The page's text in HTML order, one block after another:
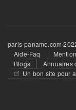
Footer
menu
paris-paname.com
Aide-Faq
Blogs
Annuaires
Un bon site pour